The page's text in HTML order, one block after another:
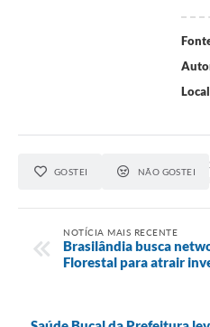
GOSTEI NÃO GOSTEI
NOTÍCIA MAIS RECENTE
Brasilândia busca
Florestal para atrair